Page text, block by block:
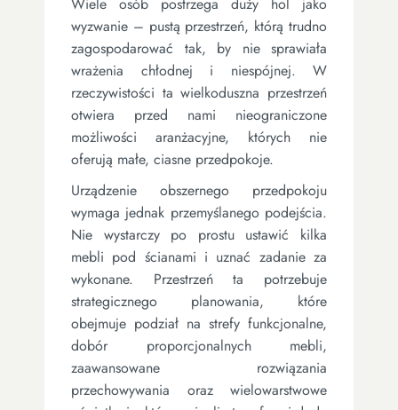
wyzwanie – pustą przestrzeń, którą trudno
zagospodarować tak, by nie sprawiała
wrażenia chłodnej i niespójnej. W
rzeczywistości ta wielkoduszna przestrzeń
otwiera przed nami nieograniczone
możliwości aranżacyjne, których nie
oferują małe, ciasne przedpokoje.
Urządzenie obszernego przedpokoju
wymaga jednak przemyślanego podejścia.
Nie wystarczy po prostu ustawić kilka
mebli pod ścianami i uznać zadanie za
wykonane. Przestrzeń ta potrzebuje
strategicznego planowania, które
obejmuje podział na strefy funkcjonalne,
dobór proporcjonalnych mebli,
zaawansowane rozwiązania
przechowywania oraz wielowarstwowe